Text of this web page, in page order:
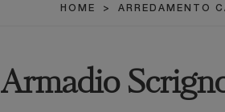
HOME > ARREDAMENTO
Armadio